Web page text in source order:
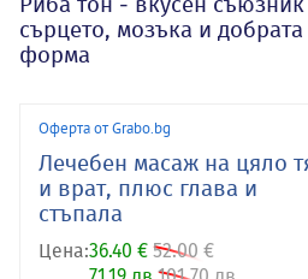
сърцето, мозъка и добрата
форма
Оферта от Grabo.bg
Лечебен масаж на цяло
и врат, плюс глава и
стъпала
Цена:36.40 € 52.00 €